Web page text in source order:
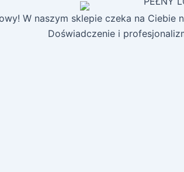
W naszym sklepie czeka na
Doświadczenie i